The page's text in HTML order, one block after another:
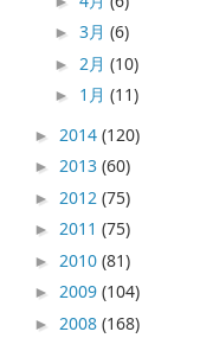
►3月(6)
► 2月(10)
► 1月(11)
► 2014(120)
► 2013(60)
► 2012(75)
► 2011(75)
► 2010(81)
► 2009(104)
► 2008(168)